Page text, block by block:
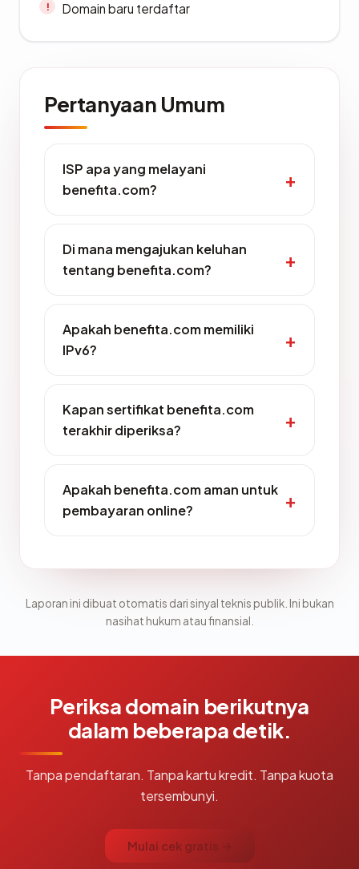
Domain baru terdaftar
Pertanyaan Umum
ISP apa yang melayani
benefita.com?
Di mana mengajukan keluhan
tentang benefita.com?
Apakah benefita.com memiliki
IPv6?
Kapan sertifikat benefita.com
terakhir diperiksa?
Apakah benefita.com aman untuk
pembayaran online?
Laporan ini dibuat otomatis dari sinyal teknis publik. Ini bukan
nasihat hukum atau finansial.
Periksa domain berikutnya
dalam beberapa detik.
Tanpa pendaftaran. Tanpa kartu kredit. Tanpa kuota
tersembunyi.
Mulai cek gratis →